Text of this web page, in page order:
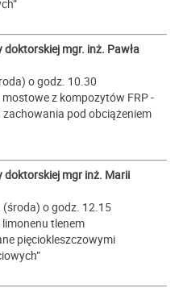
mgr. inż. Pawła
o godz. 10.30
z kompozytów FRP -
pod obciążeniem
mgr inż. Marii
o godz. 12.15
tlenem
pięciokleszczowymi